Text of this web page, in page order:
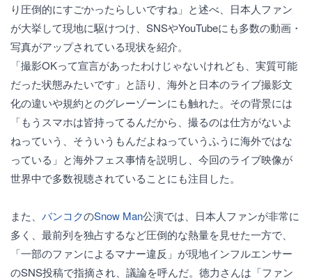
り圧倒的にすごかったらしいですね」と述べ、日本人ファン
が大挙して現地に駆けつけ、SNSやYouTubeにも多数の動画・
写真がアップされている現状を紹介。
「撮影OKって宣言があったわけじゃないけれども、実質可能
だった状態みたいです」と語り、海外と日本のライブ撮影文
化の違いや規約とのグレーゾーンにも触れた。その背景には
「もうスマホは皆持ってるんだから、撮るのは仕方がないよ
ねっていう、そういうもんだよねっていうふうに海外ではな
っている」と海外フェス事情を説明し、今回のライブ映像が
世界中で多数視聴されていることにも注目した。
また、 バンコクのSnow Man公演では、日本人ファンが非常に
多く、最前列を独占するなど圧倒的な熱量を見せた一方で、
「一部のファンによるマナー違反」が現地インフルエンサー
のSNS投稿で指摘され、議論を呼んだ。徳力さんは「ファン